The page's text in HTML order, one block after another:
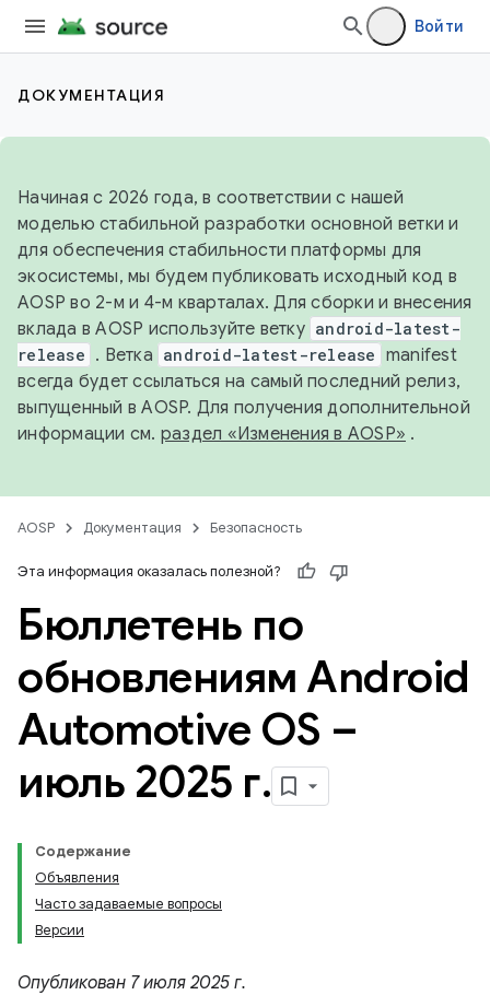
Войти
ДОКУМЕНТАЦИЯ
Начиная с 2026 года, в соответствии с нашей
моделью стабильной разработки основной ветки и
для обеспечения стабильности платформы для
экосистемы, мы будем публиковать исходный код в
AOSP во 2-м и 4-м кварталах. Для сборки и внесения
вклада в AOSP используйте ветку android-latest-
release . Ветка android-latest-release manifest
всегда будет ссылаться на самый последний релиз,
выпущенный в AOSP. Для получения дополнительной
информации см. раздел «Изменения в AOSP» .
AOSP Документация Безопасность
Эта информация оказалась полезной?
Бюллетень по
обновлениям Android
Automotive OS –
июль 2025 г.
Содержание
Объявления
Часто задаваемые вопросы
Версии
Опубликован 7 июля 2025 г.